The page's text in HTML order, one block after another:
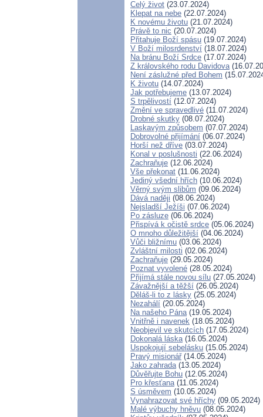
Celý život (23.07.2024)
Klepat na nebe (22.07.2024)
K novému životu (21.07.2024)
Právě to nic (20.07.2024)
Přitahuje Boží spásu (19.07.2024)
V Boží milosrdenství (18.07.2024)
Na bránu Boží Srdce (17.07.2024)
Z královského rodu Davidova
Není záslužné před Bohem
K životu (14.07.2024)
Jak potřebujeme (13.07.2024)
S trpělivostí (12.07.2024)
Změní ve spravedlivé (11.07.2024)
Drobné skutky (08.07.2024)
Laskavým způsobem (07.07.2024)
Dobrovolné přijímání (06.07.2024)
Horší než dříve (03.07.2024)
Konal v poslušnosti (22.06.2024)
Zachraňuje (12.06.2024)
Vše překonat (11.06.2024)
Jediný všední hřích (10.06.2024)
Věrný svým slibům (09.06.2024)
Dává naději (08.06.2024)
Nejsladší Ježíši (07.06.2024)
Po zásluze (06.06.2024)
Přispívá k očistě srdce (05.06.2024)
O mnoho důležitější (04.06.2024)
Vůči bližnímu (03.06.2024)
Zvláštní milosti (02.06.2024)
Zachraňuje (29.05.2024)
Poznat vyvolené (28.05.2024)
Přijímá stále novou sílu (27.05.2024)
Závažnější a těžší (26.05.2024)
Děláš-li to z lásky (25.05.2024)
Nezahálí (20.05.2024)
Na našeho Pána(19.05.2024)
Vnitřně i navenek (18.05.2024)
Neobjevil ve skutcích (17.05.2024)
Dokonalá láska(16.05.2024)
Uspokojují sebelásku (15.05.2024)
Pravý misionář(14.05.2024)
Jako zahrada(13.05.2024)
Důvěřujte Bohu (12.05.2024)
Pro křesťana(11.05.2024)
S úsměvem (10.05.2024)
Vynahrazovat své hříchy (09.05.2024)
Malé výbuchy hněvu (08.05.2024)